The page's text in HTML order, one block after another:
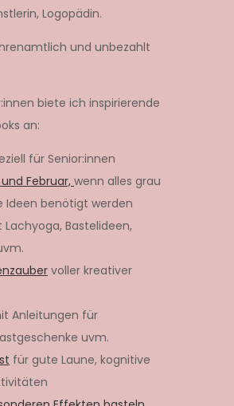
Logopädin.
und unbezahlt
biete ich inspirierende
an:
für Senior:innen
Februar, wenn alles grau
Ideen benötigt werden
Lachyoga, Bastelideen,
voller kreativer
Anleitungen für
uvm.
für gute Laune, kognitive